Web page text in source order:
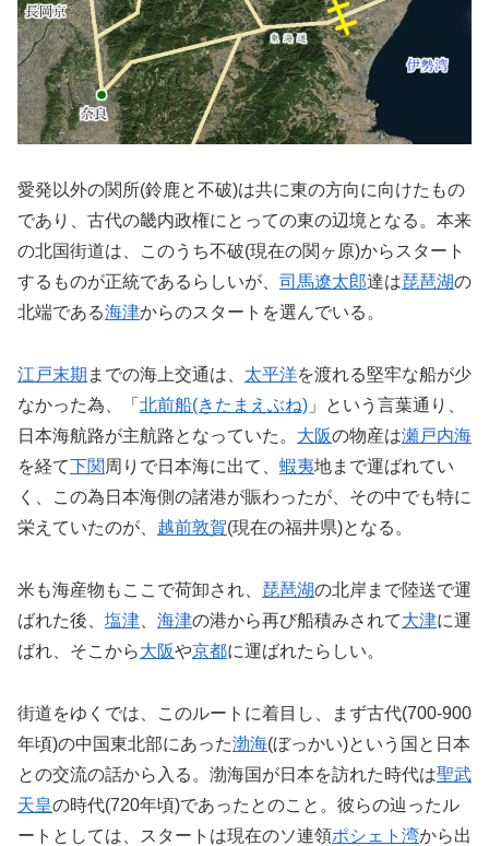
愛発以外の関所(鈴鹿と不破)は共に東の方向に向けたもの
であり、古代の畿内政権にとっての東の辺境となる。本来
の北国街道は、このうち不破(現在の関ヶ原)からスタート
するものが正統であるらしいが、 司馬遼太郎達は琵琶湖の
北端である海津からのスタートを選んでいる。
江戸末期 までの海上交通は、 太平洋を渡れる堅牢な船が少
なかった為、「 北前船(きたまえぶね) 」という言葉通り、
日本海航路が主航路となっていた。 大阪の物産は瀬戸内海
を経て下関 周りで日本海に出て、 蝦夷地まで運ばれてい
く、この為日本海側の諸港が賑わったが、その中でも特に
栄えていたのが、 越前敦賀(現在の福井県)となる。
米も海産物もここで荷卸され、 琵琶湖の北岸まで陸送で運
ばれた後、 塩津 海津の港から再び船積みされて大津に運
ばれ、そこから大阪や京都に運ばれたらしい。
街道をゆくでは、このルートに着目し、まず古代(700-900
年頃)の中国東北部にあった渤海(ぼっかい)という国と日本
との交流の話から入る。渤海国が日本を訪れた時代は聖武
天皇の時代(720年頃)であったとのこと。彼らの辿ったル
ートとしては、スタートは現在のソ連領ポシェト湾から出